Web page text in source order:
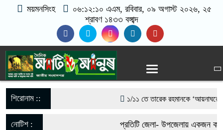
ময়মনসিংহ ০৬:১২:১১ এএম, রবিবার, ০৯ অগাস্ট ২০২৬, ২৫
শ্রাবণ ১৪৩৩ বঙ্গাব্দ
শিরোনাম :: ১/১১ তে তারেক রহমানকে ‘আয়নাঘরে’
গণঅভ্যুত্থানের সঙ্গে প্রথম বেইমানি
নোটিশ : প্রতিটি জেলা- উপজেলায় একজন করে